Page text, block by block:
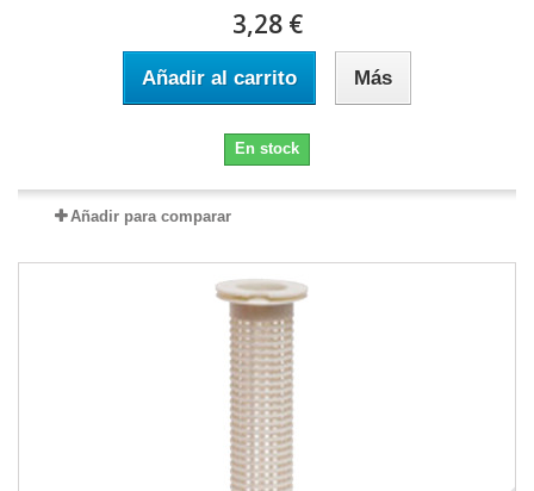
3,28 €
Añadir al carrito Más
En stock
Añadir para comparar